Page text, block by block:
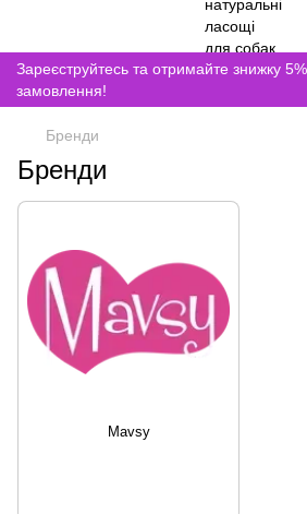
Зареєструйтесь та отримайте знижку
замовлення!
Бренди
Бренди
Mavsy